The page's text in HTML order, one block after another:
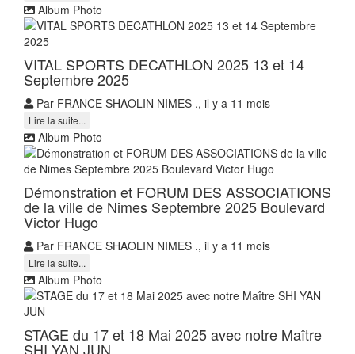
Album Photo
VITAL SPORTS DECATHLON 2025 13 et 14
Septembre 2025
Par FRANCE SHAOLIN NIMES ., il y a 11 mois
Lire la suite...
Album Photo
Démonstration et FORUM DES ASSOCIATIONS
de la ville de Nimes Septembre 2025 Boulevard
Victor Hugo
Par FRANCE SHAOLIN NIMES ., il y a 11 mois
Lire la suite...
Album Photo
STAGE du 17 et 18 Mai 2025 avec notre Maître
SHI YAN JUN